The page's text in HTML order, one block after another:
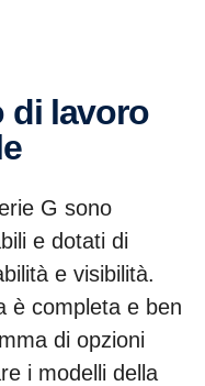
G sono
e dotati di
e visibilità.
è completa e ben
di opzioni
i modelli della